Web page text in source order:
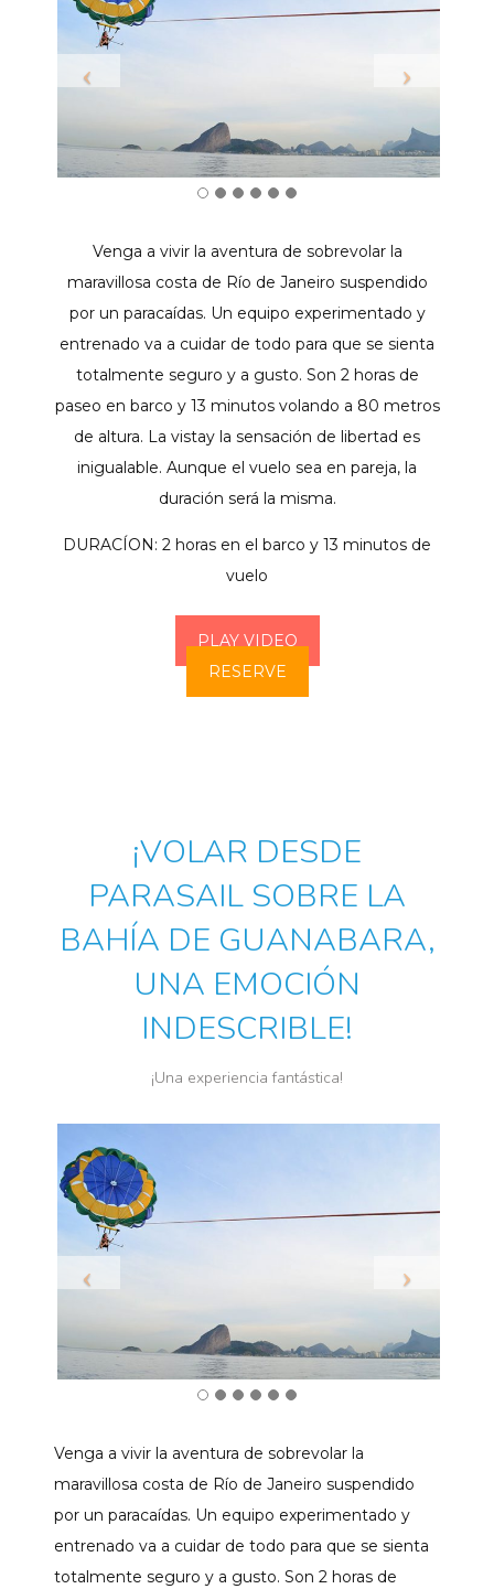
Venga a vivir la aventura de sobrevolar la
maravillosa costa de Río de Janeiro suspendido
por un paracaídas. Un equipo experimentado y
entrenado va a cuidar de todo para que se sienta
totalmente seguro y a gusto. Son 2 horas de
paseo en barco y 13 minutos volando a 80 metros
de altura. La vistay la sensación de libertad es
inigualable. Aunque el vuelo sea en pareja, la
duración será la misma.
DURACÍON: 2 horas en el barco y 13 minutos de
vuelo
PLAY VIDEO
RESERVE
¡VOLAR DESDE
PARASAIL SOBRE LA
BAHÍA DE GUANABARA,
UNA EMOCIÓN
INDESCRIBLE!
¡Una experiencia fantástica!
Venga a vivir la aventura de sobrevolar la
maravillosa costa de Río de Janeiro suspendido
por un paracaídas. Un equipo experimentado y
entrenado va a cuidar de todo para que se sienta
totalmente seguro y a gusto. Son 2 horas de